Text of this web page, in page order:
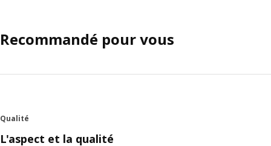
Recommandé pour vous
Qualité
L'aspect et la qualité